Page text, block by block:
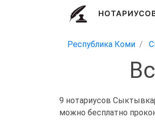
Республика Коми
9 нотариусов
можно бесплатно